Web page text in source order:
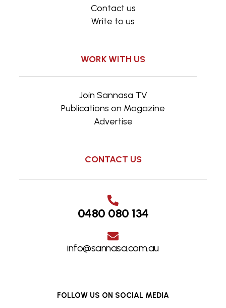
Contact us
Write to us
WORK WITH US
Join Sannasa TV
Publications on Magazine
Advertise
CONTACT US
0480 080 134
info@sannasa.com.au
FOLLOW US ON SOCIAL MEDIA